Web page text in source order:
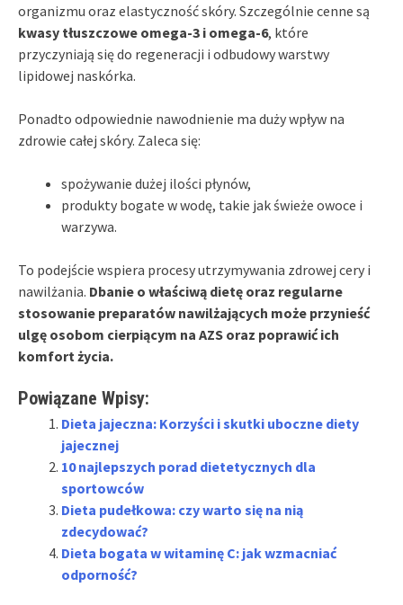
organizmu oraz elastyczność skóry. Szczególnie cenne są
kwasy tłuszczowe omega-3 i omega-6, które
przyczyniają się do regeneracji i odbudowy warstwy
lipidowej naskórka.
Ponadto odpowiednie nawodnienie ma duży wpływ na
zdrowie całej skóry. Zaleca się:
spożywanie dużej ilości płynów,
produkty bogate w wodę, takie jak świeże owoce i
warzywa.
To podejście wspiera procesy utrzymywania zdrowej cery i
nawilżania. Dbanie o właściwą dietę oraz regularne
stosowanie preparatów nawilżających może przynieść
ulgę osobom cierpiącym na AZS oraz poprawić ich
komfort życia.
Powiązane Wpisy:
Dieta jajeczna: Korzyści i skutki uboczne diety
jajecznej
10 najlepszych porad dietetycznych dla
sportowców
Dieta pudełkowa: czy warto się na nią
zdecydować?
Dieta bogata w witaminę C: jak wzmacniać
odporność?